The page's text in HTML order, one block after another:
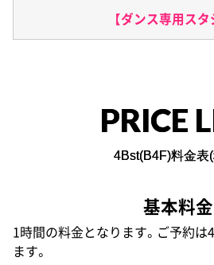
【ダンス専用スタ
PRICE
4Bst(B4F)料金表
基本料金
1時間の料金となります。ご予約
ます。